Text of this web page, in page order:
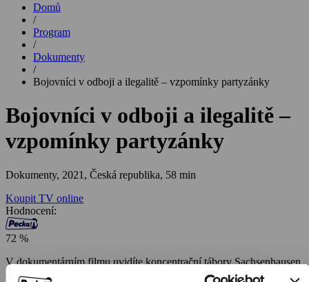
Domů
/
Program
/
Dokumenty
/
Bojovníci v odboji a ilegalitě – vzpomínky partyzánky
Bojovníci v odboji a ilegalitě –
vzpomínky partyzánky
Dokumenty, 2021, Česká republika, 58 min
Koupit TV online
Hodnocení:
72 %
V dokumentárním filmu uvidíte koncentrační tábory Sachsenhausen
a Mauthausen, kde bylo popraveno 294 našich odbojářů. V Praze